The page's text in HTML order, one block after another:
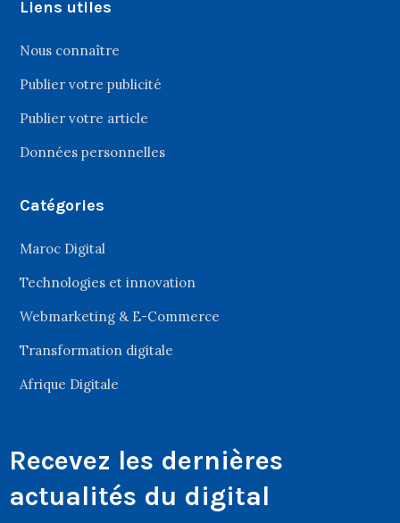
Liens utiles
Nous connaître
Publier votre publicité
Publier votre article
Données personnelles
Catégories
Maroc Digital
Technologies et innovation
Webmarketing & E-Commerce
Transformation digitale
Afrique Digitale
Recevez les dernières
actualités du digital